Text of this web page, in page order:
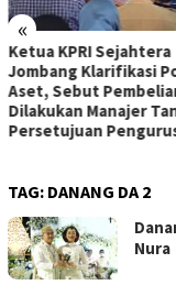
«
Ketua KPRI Sejahtera
Jombang Klarifikasi
Aset, Sebut
Dilakukan Manajer
Persetujuan
TAG: DANANG DA 2
Nura